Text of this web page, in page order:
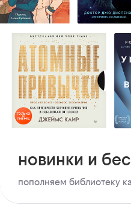
новинки и
пополняем библиотеку